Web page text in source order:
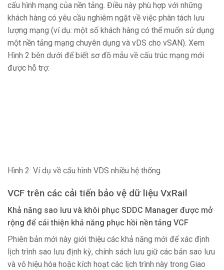
cấu hình mạng của nền tảng. Điều này phù hợp với những
khách hàng có yêu cầu nghiêm ngặt về việc phân tách lưu
lượng mạng (ví dụ: một số khách hàng có thể muốn sử dụng
một nền tảng mạng chuyên dụng và vDS cho vSAN). Xem
Hình 2 bên dưới để biết sơ đồ mẫu về cấu trúc mạng mới
được hỗ trợ:
Hình 2: Ví dụ về cấu hình VDS nhiều hệ thống
VCF trên các cải tiến bảo vệ dữ liệu VxRail
Khả năng sao lưu và khôi phục SDDC Manager được mở
rộng để cải thiện khả năng phục hồi nền tảng VCF
Phiên bản mới này giới thiệu các khả năng mới để xác định
lịch trình sao lưu định kỳ, chính sách lưu giữ các bản sao lưu
và vô hiệu hóa hoặc kích hoạt các lịch trình này trong Giao